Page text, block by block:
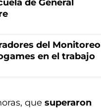
de General
del Monitoreo
en el trabajo
que superaron